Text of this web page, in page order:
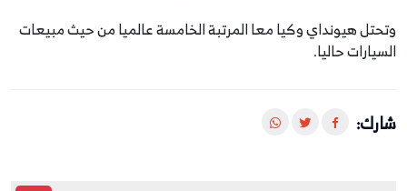
وتحتل هيونداي وكيا معا المرتبة الخامسة عالميا من حيث مبيعات
السيارات حاليا.
شارك: